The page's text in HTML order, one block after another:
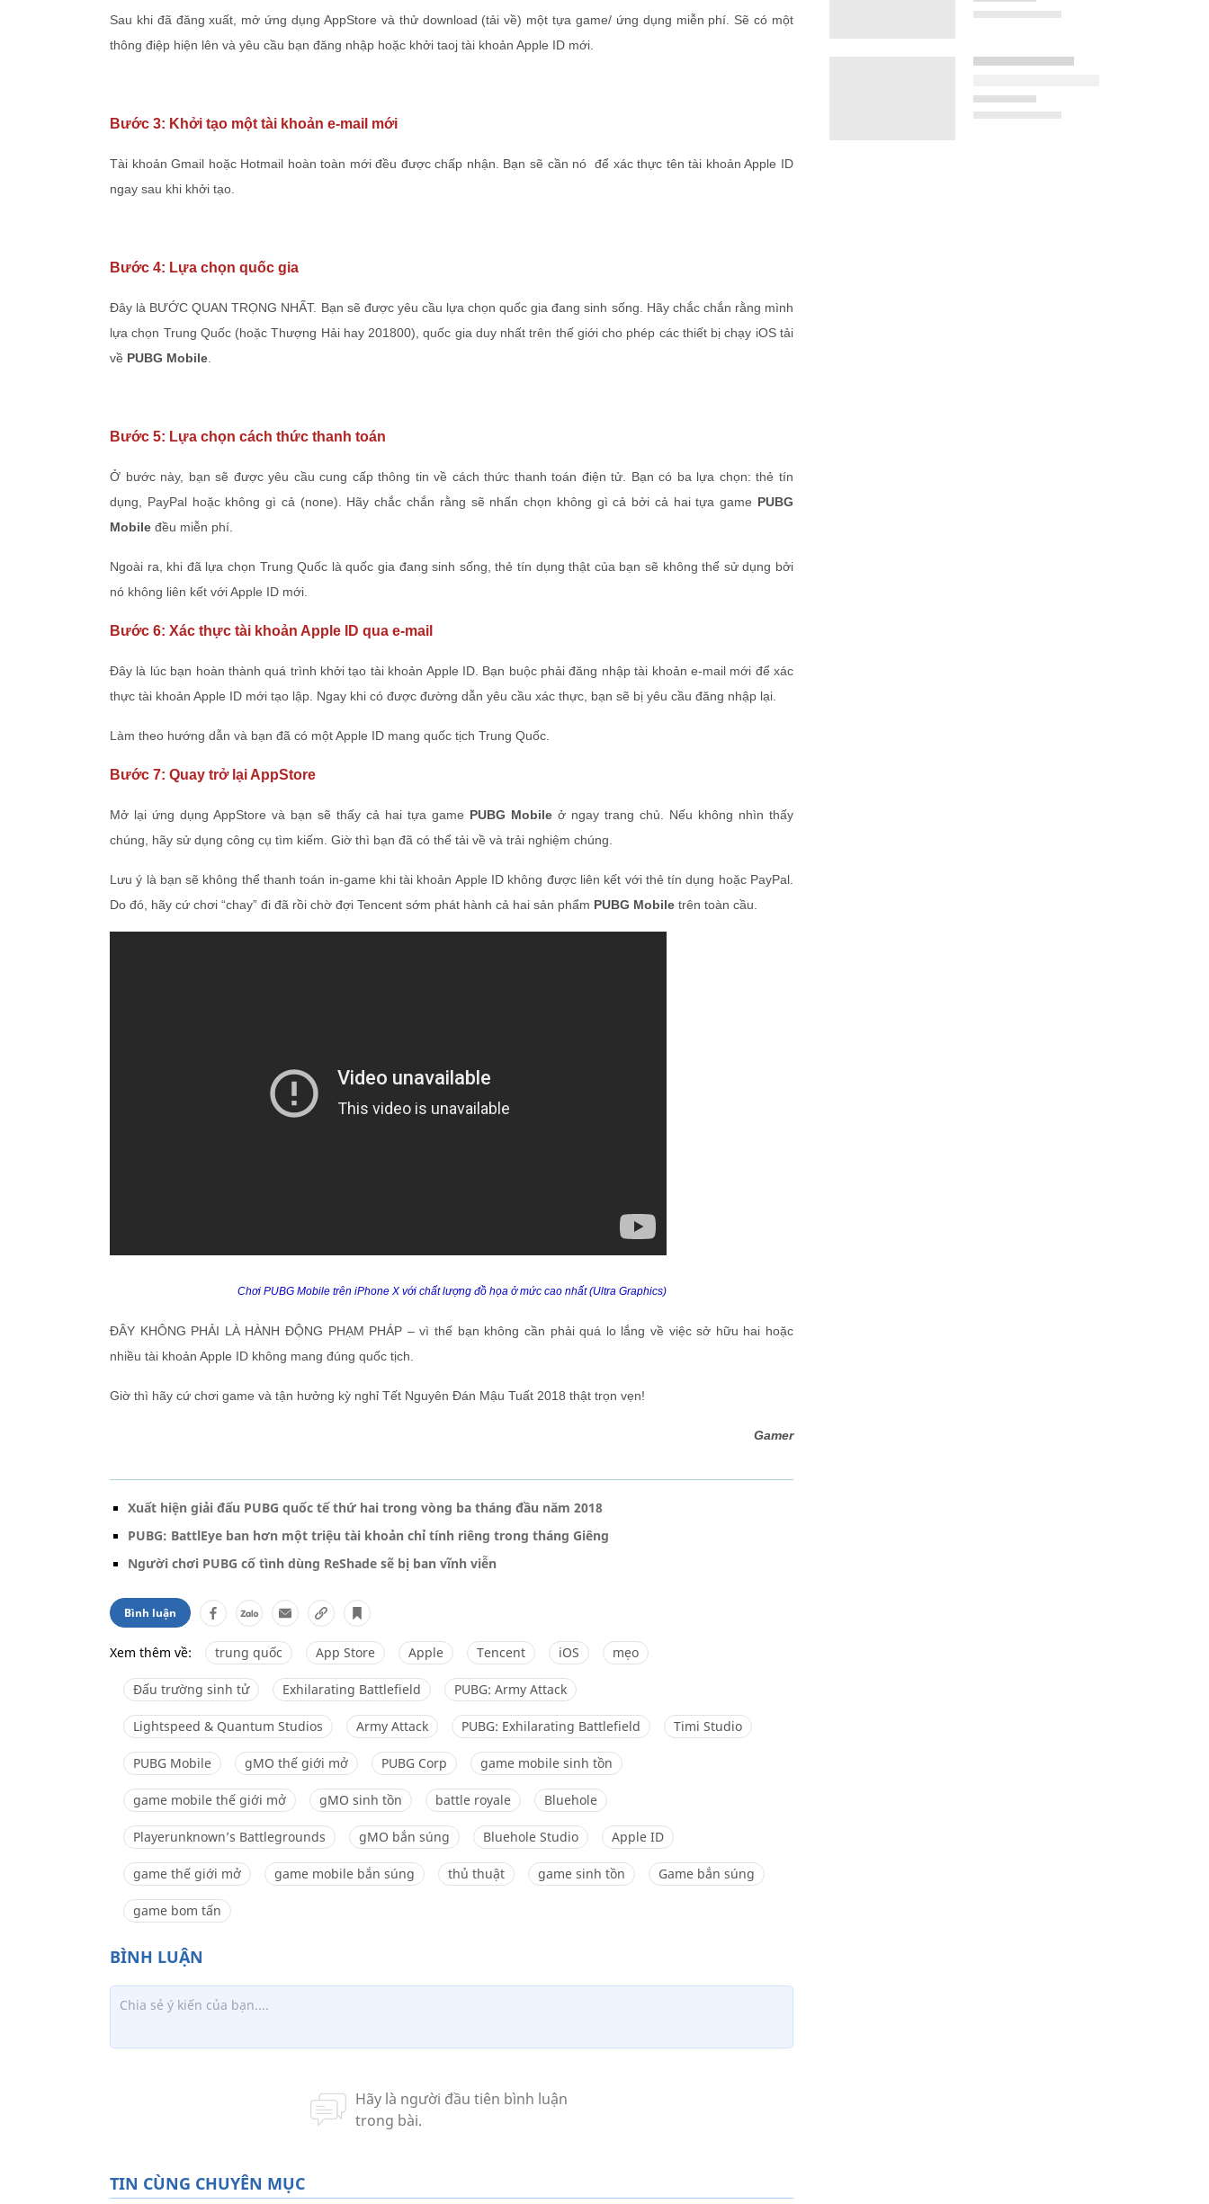
Sau khi đã đăng xuất, mở ứng dụng AppStore và thử download (tải về) một tựa game/ ứng dụng miễn phí. Sẽ có một
thông điệp hiện lên và yêu cầu bạn đăng nhập hoặc khởi taoj tài khoản Apple ID mới.
Bước 3: Khởi tạo một tài khoản e-mail mới
Tài khoản Gmail hoặc Hotmail hoàn toàn mới đều được chấp nhận. Bạn sẽ cần nó để xác thực tên tài khoản Apple ID
ngay sau khi khởi tạo.
Bước 4: Lựa chọn quốc gia
Đây là BƯỚC QUAN TRỌNG NHẤT. Bạn sẽ được yêu cầu lựa chọn quốc gia đang sinh sống. Hãy chắc chắn rằng mình
lựa chọn Trung Quốc (hoặc Thượng Hải hay 201800), quốc gia duy nhất trên thế giới cho phép các thiết bị chạy iOS tải
về PUBG Mobile
Bước 5: Lựa chọn cách thức thanh toán
Ở bước này, bạn sẽ được yêu cầu cung cấp thông tin về cách thức thanh toán điện tử. Bạn có ba lựa chọn: thẻ tín
dụng, PayPal hoặc không gì cả (none). Hãy chắc chắn rằng sẽ nhấn chọn không gì cả bởi cả hai tựa game PUBG
Mobile đều miễn phí.
Ngoài ra, khi đã lựa chọn Trung Quốc là quốc gia đang sinh sống, thẻ tín dụng thật của bạn sẽ không thể sử dụng bởi
nó không liên kết với Apple ID mới.
Bước 6: Xác thực tài khoản Apple ID qua e-mail
Đây là lúc bạn hoàn thành quá trình khởi tạo tài khoản Apple ID. Bạn buộc phải đăng nhập tài khoản e-mail mới để xác
thực tài khoản Apple ID mới tạo lập. Ngay khi có được đường dẫn yêu cầu xác thực, bạn sẽ bị yêu cầu đăng nhập lại.
Làm theo hướng dẫn và bạn đã có một Apple ID mang quốc tịch Trung Quốc.
Bước 7: Quay trở lại AppStore
Mở lại ứng dụng AppStore và bạn sẽ thấy cả hai tựa game PUBG Mobile ở ngay trang chủ. Nếu không nhìn thấy
chúng, hãy sử dụng công cụ tìm kiếm. Giờ thì bạn đã có thể tải về và trải nghiệm chúng.
Lưu ý là bạn sẽ không thể thanh toán in-game khi tài khoản Apple ID không được liên kết với thẻ tín dụng hoặc PayPal.
Do đó, hãy cứ chơi “chay” đi đã rồi chờ đợi Tencent sớm phát hành cả hai sản phẩm PUBG Mobile trên toàn cầu.
Chơi PUBG Mobile trên iPhone X với chất lượng đồ họa ở mức cao nhất (Ultra Graphics)
ĐÂY KHÔNG PHẢI LÀ HÀNH ĐỘNG PHẠM PHÁP – vì thế bạn không cần phải quá lo lắng về việc sở hữu hai hoặc
nhiều tài khoản Apple ID không mang đúng quốc tịch.
Giờ thì hãy cứ chơi game và tận hưởng kỳ nghỉ Tết Nguyên Đán Mậu Tuất 2018 thật trọn vẹn!
Gamer
Xuất hiện giải đấu PUBG quốc tế thứ hai trong vòng ba tháng đầu năm 2018
PUBG: BattlEye ban hơn một triệu tài khoản chỉ tính riêng trong tháng Giêng
Người chơi PUBG cố tình dùng ReShade sẽ bị ban vĩnh viễn
Bình luận
Xem thêm về: trung quốc App Store Apple Tencent iOS mẹo
Đấu trường sinh tử Exhilarating Battlefield PUBG: Army Attack
Lightspeed & Quantum Studios Army Attack PUBG: Exhilarating Battlefield Timi Studio
PUBG Mobile gMO thế giới mở PUBG Corp game mobile sinh tồn
game mobile thế giới mở gMO sinh tồn battle royale Bluehole
Playerunknown’s Battlegrounds gMO bắn súng Bluehole Studio Apple ID
game thế giới mở game mobile bắn súng thủ thuật game sinh tồn Game bắn súng
game bom tấn
TIN CÙNG CHUYÊN MỤC